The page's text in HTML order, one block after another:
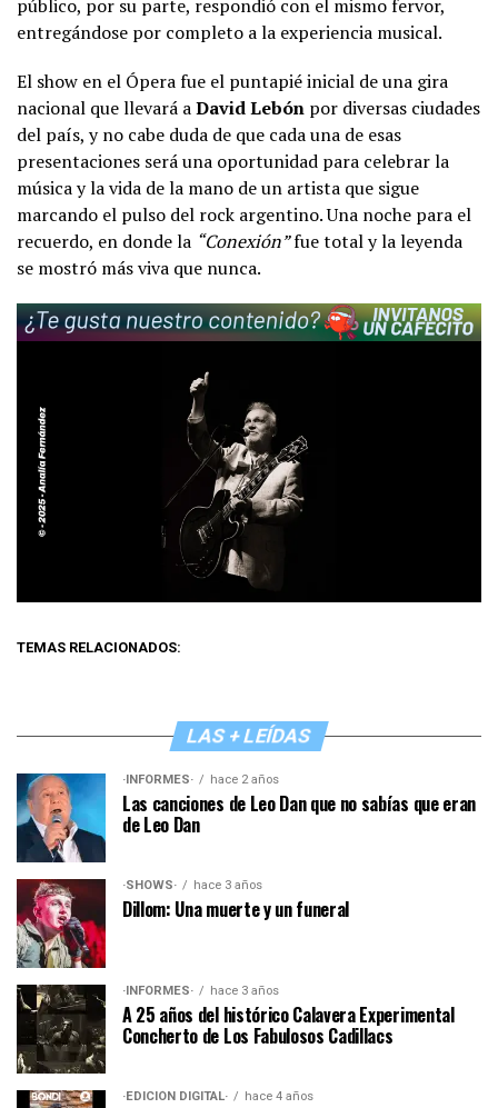
público, por su parte, respondió con el mismo fervor,
entregándose por completo a la experiencia musical.
El show en el Ópera fue el puntapié inicial de una gira
nacional que llevará aDavid Lebón por diversas ciudades
del país, y no cabe duda de que cada una de esas
presentaciones será una oportunidad para celebrar la
música y la vida de la mano de un artista que sigue
marcando el pulso del rock argentino. Una noche para el
recuerdo, en donde la “Conexión”fue total y la leyenda
se mostró más viva que nunca.
TEMAS RELACIONADOS:
LAS + LEÍDAS
·INFORMES· hace 2 años
Las canciones de Leo Dan que no sabías que eran
de Leo Dan
·SHOWS· hace 3 años
Dillom: Una muerte y un funeral
·INFORMES· hace 3 años
A 25 años del histórico Calavera Experimental
Concherto de Los Fabulosos Cadillacs
·EDICIÓN DIGITAL· hace 4 años